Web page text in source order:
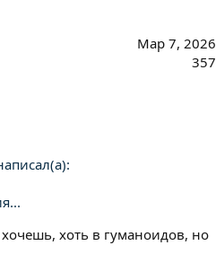
Мар 7, 2026
357
хоть в гуманоидов, но